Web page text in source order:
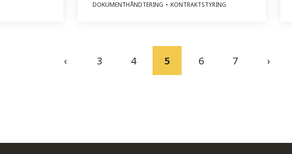
DOKUMENTHÅNDTERING
KONTRAKTSTYRING
‹ 3 4 5 6 7 ›